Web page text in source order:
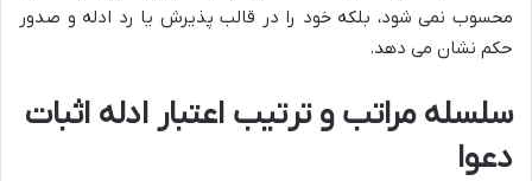
محسوب نمی شود، بلکه خود را در قالب پذیرش یا رد ادله و صدور
حکم نشان می دهد.
سلسله مراتب و ترتیب اعتبار ادله اثبات
دعوا